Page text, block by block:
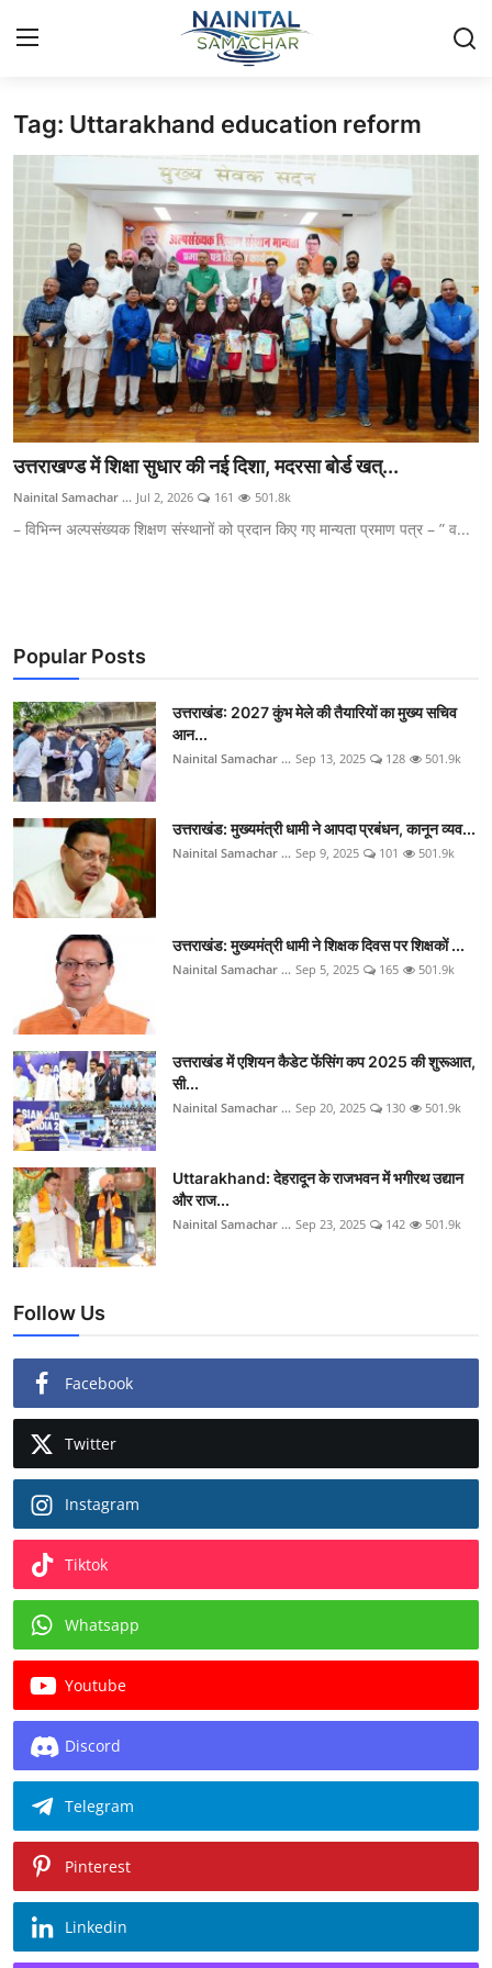
Login Register
Home
🏔️ स्थानीय समाचार
🗳️ राजनीति
🏞️ पर्यटन और संस्कृति
🌍 अंतर्राष्ट्रीय समाचार
💼 व्यापार और अर्थव्यवस्था
Tag: Uttarakhand education reform
उत्तराखण्ड में शिक्षा सुधार की नई दिशा, मदरसा बोर्ड खत्...
Nainital Samachar ... Jul 2, 2026 161 501.8k
– विभिन्न अल्पसंख्यक शिक्षण संस्थानों को प्रदान किए गए मान्यता प्रमाण पत्र – ” व...
Popular Posts
उत्तराखंड: 2027 कुंभ मेले की तैयारियों का मुख्य सचिव
आन...
Nainital Samachar ... Sep 13, 2025 128 501.9k
उत्तराखंड: मुख्यमंत्री धामी ने आपदा प्रबंधन, कानून व्यव...
Nainital Samachar ... Sep 9, 2025 101 501.9k
उत्तराखंड: मुख्यमंत्री धामी ने शिक्षक दिवस पर शिक्षकों ...
Nainital Samachar ... Sep 5, 2025 165 501.9k
उत्तराखंड में एशियन कैडेट फेंसिंग कप 2025 की शुरूआत,
सी...
Nainital Samachar ... Sep 20, 2025 130 501.9k
Uttarakhand: देहरादून के राजभवन में भगीरथ उद्यान
और राज...
Nainital Samachar ... Sep 23, 2025 142 501.9k
Follow Us
Facebook
Twitter
Instagram
Tiktok
Whatsapp
Youtube
Discord
Telegram
Pinterest
Linkedin